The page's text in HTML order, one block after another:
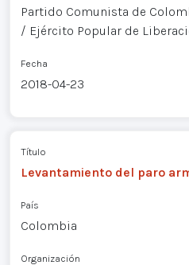
Partido Comunista de
/ Ejército Popular de
Fecha
2018-04-23
Título
Levantamiento del paro
País
Colombia
Organización